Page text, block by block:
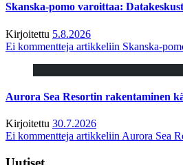
Skanska-pomo varoittaa:
Kirjoitettu 5.8.2026
Ei kommentteja artikkeliin Skanska-
Aurora Sea Resortin rakentaminen
Kirjoitettu 30.7.2026
Ei kommentteja artikkeliin Aurora Sea